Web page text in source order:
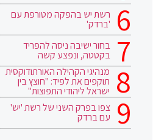
רשת יש בהפקה מטורפת עם
'ברדק'
בחור ישיבה ניסה להפריד
בקטטה, ונפצע קשה
מנהיגי הקהילה האורתודוקסית
תוקפים את לפיד: "חוצץ בין
ישראל ליהודי התפוצות"
צפו בפרק השני של רשת 'יש'
עם ברדק